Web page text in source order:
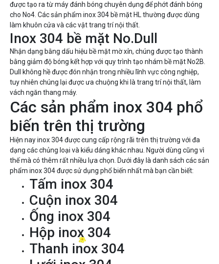
được tạo ra từ máy đánh bóng chuyên dụng để phớt đánh bóng
cho No4. Các sản phẩm inox 304 bề mặt HL thường được dùng
làm khuôn cửa và các vật trang trí nội thất.
Inox 304 bề mặt No.Dull
Nhận dạng bằng dấu hiệu bề mặt mờ xỉn, chúng được tạo thành
bằng giảm độ bóng kết hợp với quy trình tạo nhám bề mặt No2B.
Dull không hề được đón nhận trong nhiều lĩnh vực công nghiệp,
tuy nhiên chúng lại được ưa chuộng khi là trang trí nội thất, làm
vách ngăn thang máy.
Các sản phẩm inox 304 phổ
biến trên thị trường
Hiện nay inox 304 được cung cấp rộng rãi trên thị trường với đa
dạng các chủng loại và kiểu dáng khác nhau. Người dùng cũng vì
thế mà có thêm rất nhiều lựa chọn. Dưới đây là danh sách các sản
phẩm inox 304 được sử dụng phổ biến nhất mà bạn cần biết:
Tấm inox 304
Cuộn inox 304
Ống inox 304
Hộp inox 304
Thanh inox 304